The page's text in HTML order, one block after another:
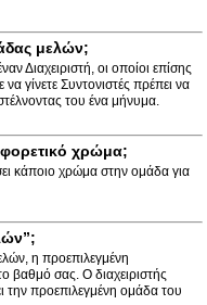
μελών;
Διαχειριστή, οι οποίοι επίσης
γίνετε Συντονιστές πρέπει να
του ένα μήνυμα.
χρώμα;
κάποιο χρώμα στην ομάδα για
η προεπιλεγμένη
βαθμό σας. Ο διαχειριστής
την προεπιλεγμένη ομάδα του